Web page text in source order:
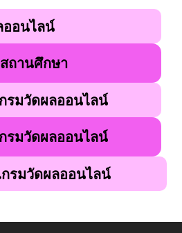
อนไลน์
ถานศึกษา
รมวัดผลออนไลน์
รมวัดผลออนไลน์
รมวัดผลออนไลน์